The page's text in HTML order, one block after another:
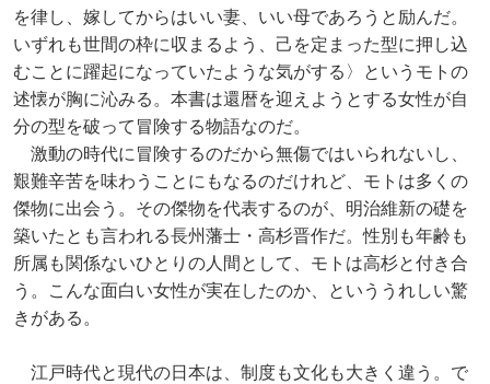
を律し、嫁してからはいい妻、いい母であろうと励んだ。
いずれも世間の枠に収まるよう、己を定まった型に押し込
むことに躍起になっていたような気がする〉というモトの
述懐が胸に沁みる。本書は還暦を迎えようとする女性が自
分の型を破って冒険する物語なのだ。
激動の時代に冒険するのだから無傷ではいられないし、
艱難辛苦を味わうことにもなるのだけれど、モトは多くの
傑物に出会う。その傑物を代表するのが、明治維新の礎を
築いたとも言われる長州藩士・高杉晋作だ。性別も年齢も
所属も関係ないひとりの人間として、モトは高杉と付き合
う。こんな面白い女性が実在したのか、といううれしい驚
きがある。
江戸時代と現代の日本は、制度も文化も大きく違う。で